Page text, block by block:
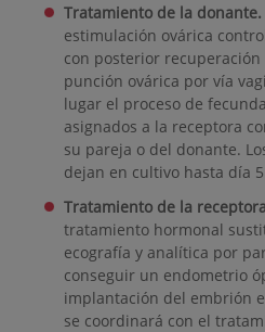
Tratamiento de la donante.
estimulación ovárica
con posterior
punción ovárica por vía
lugar el proceso de
asignados a la receptora
su pareja o del donante.
dejan en cultivo hasta día
Tratamiento de la receptora
tratamiento hormonal
ecografía y analítica por
conseguir un endometrio
implantación del embrión
se coordinará con el